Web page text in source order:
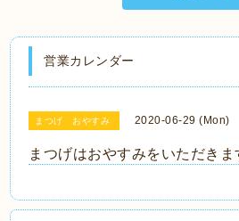
営業カレンダー
まつげ おやすみ 2020-06-29 (Mon)
まつげはおやすみをいただきま